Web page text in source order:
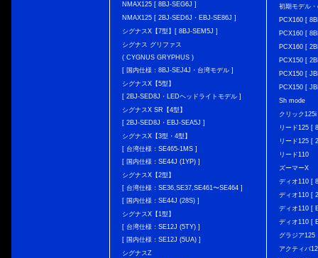
NMAX125 [ 8BJ-SEG6J ]
NMAX125 [ 2BJ-SED6J・EBJ-SE86J ]
シグナスX【7型】[ 8BJ-SEM5J ]
シグナス グリファス
( CYGNUS GRYPHUS )
[ 国内仕様：8BJ-SEJ4J・台湾モデル ]
シグナスX【5型】
[ 2BJ-SED8J・LEDヘッドライトモデル ]
シグナスX SR【4型】
[ 2BJ-SED8J・EBJ-SEA5J ]
シグナスX【3型・4型】
[ 台湾仕様：SE465-1MS ]
[ 国内仕様：SE44J (1YP) ]
シグナスX【2型】
[ 台湾仕様：SE36,SE37,SE461〜SE464 ]
[ 国内仕様：SE44J (28S) ]
シグナスX【1型】
[ 台湾仕様：SE12J (5TY) ]
[ 国内仕様：SE12J (5UA) ]
シグナスZ
初期モデル
PCX160 [
PCX160 [
PCX160 [
PCX150 [
PCX150 [
PCX150 [
Sh mode
クリック
リード125 [
リード125 [
リード110
ズーマーX
ディオ110 [
ディオ110 [
ディオ110 [
ディオ110 [
グラジア125
アクティバ